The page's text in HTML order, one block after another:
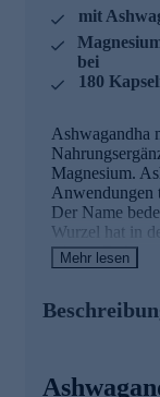
mit
bei
180
Ashwagandha
Magnesium.
Anwendungen
Der Name
Wurzel hat in
jährige
Wirkstoffe
Mehr lesen